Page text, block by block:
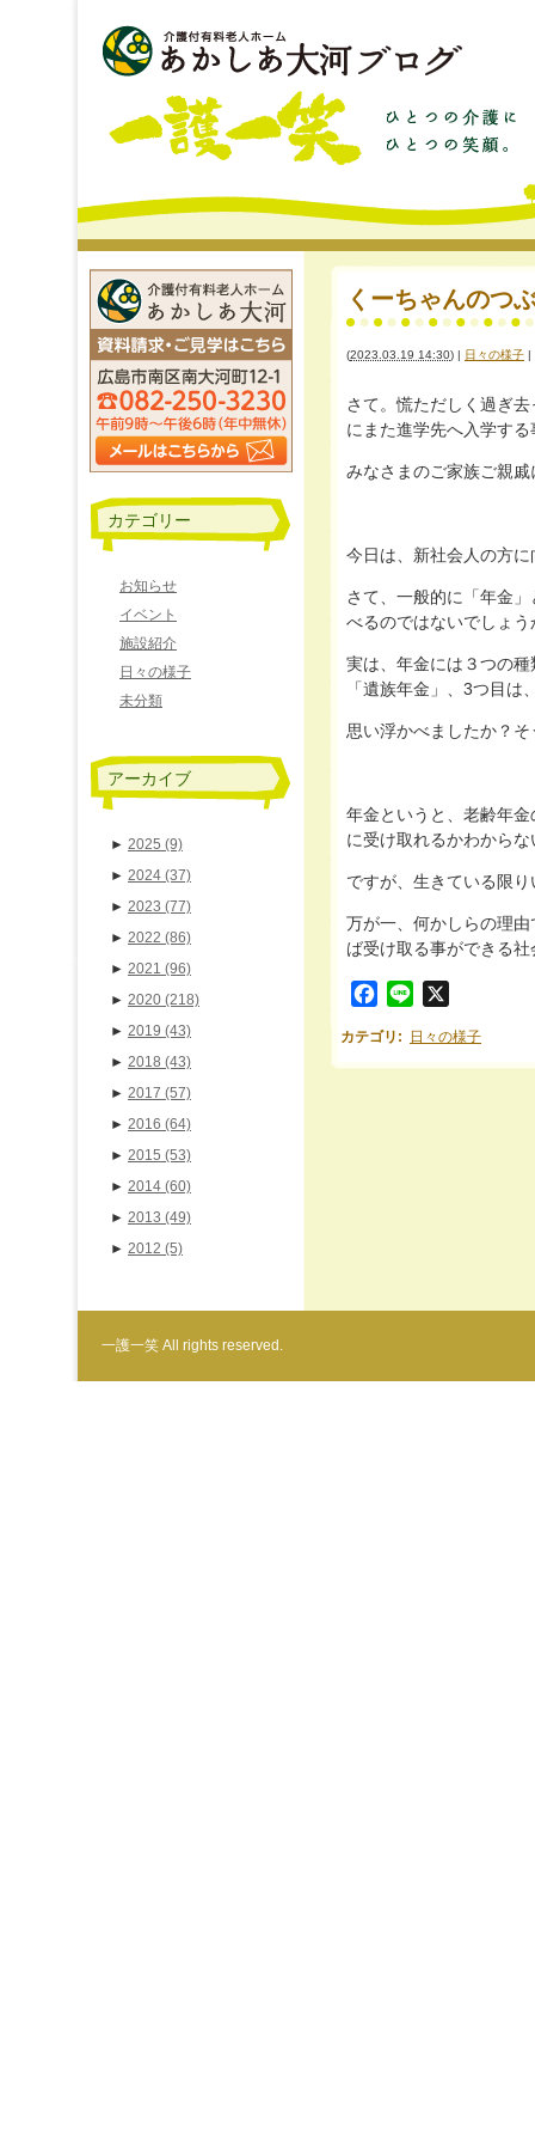
くーちゃんのつ
(2023.03.19 14:30) | 日々の様子 |
さて。慌ただしく過ぎ
にまた進学先へ入学す
みなさまのご家族ご親
今日は、新社会人の方
さて、一般的に「年金
べるのではないでしょう
実は、年金には３つの
「遺族年金」、3つ目
思い浮かべましたか？
年金というと、老齢年
に受け取れるかわから
ですが、生きている限
万が一、何かしらの理
ば受け取る事ができる
Facebook
Line
カテゴリ : 日々の様子
カテゴリー
お知らせ
イベント
施設紹介
日々の様子
未分類
アーカイブ
► 2025 (9)
► 2024 (37)
► 2023 (77)
► 2022 (86)
► 2021 (96)
► 2020 (218)
► 2019 (43)
► 2018 (43)
► 2017 (57)
► 2016 (64)
► 2015 (53)
► 2014 (60)
► 2013 (49)
► 2012 (5)
一護一笑 All rights reserved.